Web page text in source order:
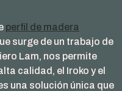
perfil de madera
surge de un trabajo de
Lam, nos permite
calidad, el Iroko y el
una solución única que